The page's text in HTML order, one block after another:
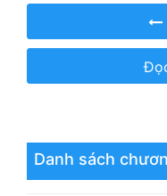
Kiếm Hiệp
Linh Dị
Làm Giàu
Danh sách